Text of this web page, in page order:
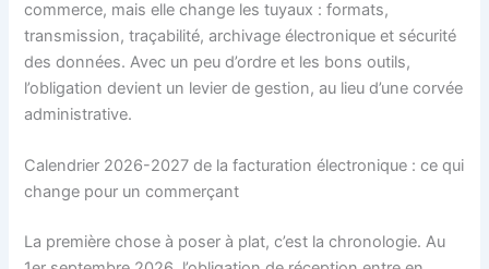
commerce, mais elle change les tuyaux : formats,
transmission, traçabilité, archivage électronique et sécurité
des données. Avec un peu d’ordre et les bons outils,
l’obligation devient un levier de gestion, au lieu d’une corvée
administrative.
Calendrier 2026-2027 de la facturation électronique : ce qui
change pour un commerçant
La première chose à poser à plat, c’est la chronologie. Au